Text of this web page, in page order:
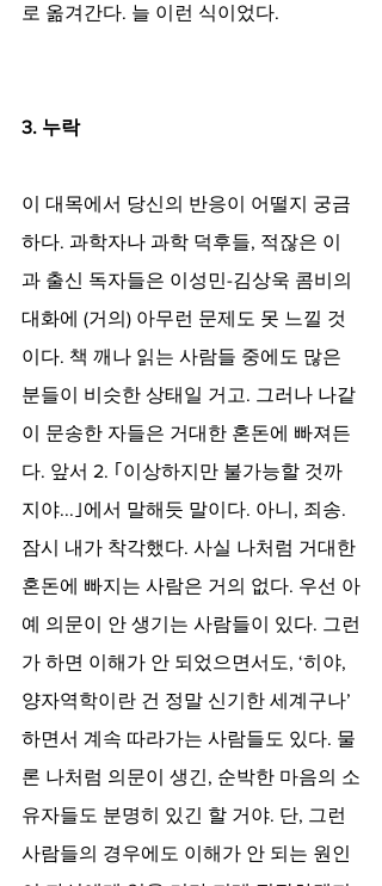
로 옮겨간다. 늘 이런 식이었다.
3. 누락
이 대목에서 당신의 반응이 어떨지 궁금
하다. 과학자나 과학 덕후들, 적잖은 이
과 출신 독자들은 이성민-김상욱 콤비의
대화에 (거의) 아무런 문제도 못 느낄 것
이다. 책 깨나 읽는 사람들 중에도 많은
분들이 비슷한 상태일 거고. 그러나 나같
이 문송한 자들은 거대한 혼돈에 빠져든
다. 앞서 2. ｢이상하지만 불가능할 것까
지야...｣에서 말해듯 말이다. 아니, 죄송.
잠시 내가 착각했다. 사실 나처럼 거대한
혼돈에 빠지는 사람은 거의 없다. 우선 아
예 의문이 안 생기는 사람들이 있다. 그런
가 하면 이해가 안 되었으면서도, ‘히야,
양자역학이란 건 정말 신기한 세계구나’
하면서 계속 따라가는 사람들도 있다. 물
론 나처럼 의문이 생긴, 순박한 마음의 소
유자들도 분명히 있긴 할 거야. 단, 그런
사람들의 경우에도 이해가 안 되는 원인